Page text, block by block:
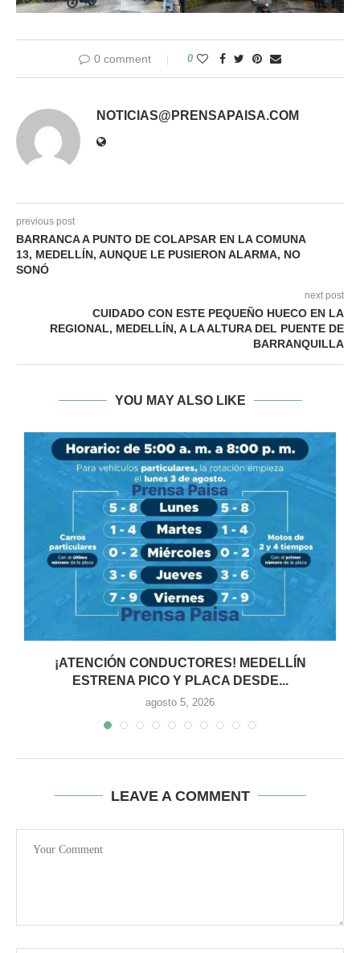
0 comment 0
NOTICIAS@PRENSAPAISA.COM
previous post
BARRANCA A PUNTO DE COLAPSAR EN LA COMUNA
13, MEDELLÍN, AUNQUE LE PUSIERON ALARMA, NO
SONÓ
next post
CUIDADO CON ESTE PEQUEÑO HUECO EN LA
REGIONAL, MEDELLÍN, A LA ALTURA DEL PUENTE DE
BARRANQUILLA
YOU MAY ALSO LIKE
¡ATENCIÓN CONDUCTORES! MEDELLÍN
ESTRENA PICO Y PLACA DESDE...
agosto 5, 2026
LEAVE A COMMENT